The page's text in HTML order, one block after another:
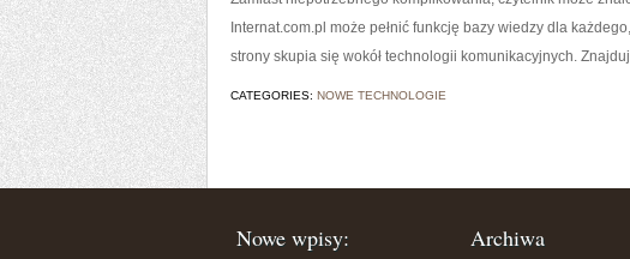
Internat.com.pl może pełnić funkcję bazy wiedzy dla
strony skupia się wokół technologii komunikacyjnych.
CATEGORIES: NOWE TECHNOLOGIE
Nowe wpisy: Archiwa